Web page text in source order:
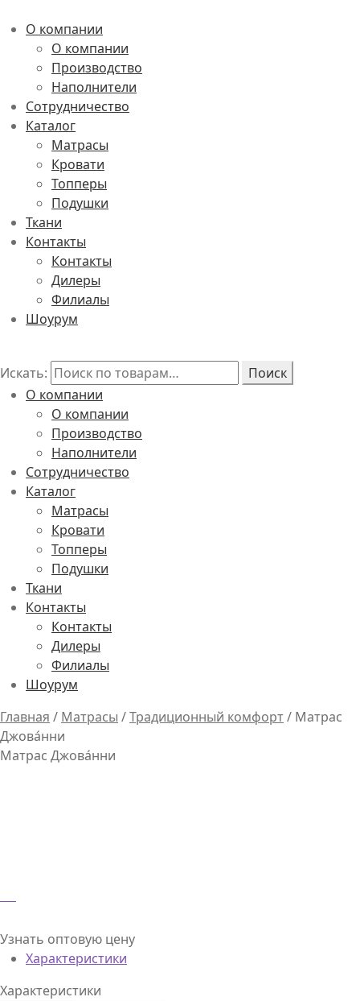
О компании
О компании
Производство
Наполнители
Сотрудничество
Каталог
Матрасы
Кровати
Топперы
Подушки
Ткани
Контакты
Контакты
Дилеры
Филиалы
Шоурум
Искать:
Поиск
О компании
О компании
Производство
Наполнители
Сотрудничество
Каталог
Матрасы
Кровати
Топперы
Подушки
Ткани
Контакты
Контакты
Дилеры
Филиалы
Шоурум
Главная / Матрасы /Традиционный комфорт/ Матрас
Джова́нни
Матрас Джова́нни
Узнать оптовую цену
Характеристики
Характеристики